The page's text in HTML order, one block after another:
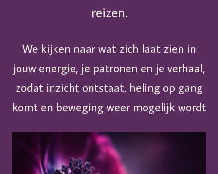
reizen.
We kijken naar wat zich laat zien in
jouw energie, je patronen en je verhaal,
zodat inzicht ontstaat, heling op gang
komt en beweging weer mogelijk wordt